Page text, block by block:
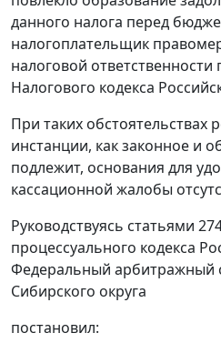
данного налога перед
налогоплательщик
налоговой ответственности
Налогового кодекса
При таких обстоятельствах
инстанции, как законное и
подлежит, основания для
кассационной жалобы
Руководствуясь статьями
процессуального кодекса
Федеральный арбитражный
Сибирского округа
постановил: